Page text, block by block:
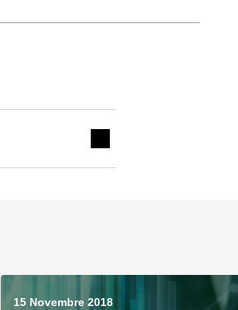
15 Novembre 2018